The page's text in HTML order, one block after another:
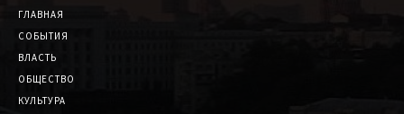
ГЛАВНАЯ
СОБЫТИЯ
ВЛАСТЬ
ОБЩЕСТВО
КУЛЬТУРА